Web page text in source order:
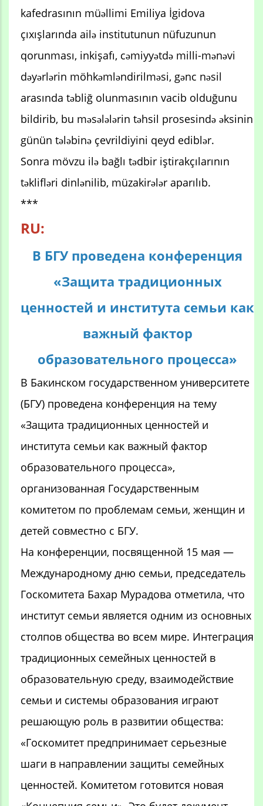
kafedrasının müəllimi Emiliya İgidova
çıxışlarında ailə institutunun nüfuzunun
qorunması, inkişafı, cəmiyyətdə milli-mənəvi
dəyərlərin möhkəmləndirilməsi, gənc nəsil
arasında təbliğ olunmasının vacib olduğunu
bildirib, bu məsələlərin təhsil prosesində əksinin
günün tələbinə çevrildiyini qeyd ediblər.
Sonra mövzu ilə bağlı tədbir iştirakçılarının
təklifləri dinlənilib, müzakirələr aparılıb.
***
RU:
В БГУ проведена конференция
«Защита традиционных
ценностей и института семьи как
важный фактор
образовательного процесса»
В Бакинском государственном университете
(БГУ) проведена конференция на тему
«Защита традиционных ценностей и
института семьи как важный фактор
образовательного процесса»,
организованная Государственным
комитетом по проблемам семьи, женщин и
детей совместно с БГУ.
На конференции, посвященной 15 мая —
Международному дню семьи, председатель
Госкомитета Бахар Мурадова отметила, что
институт семьи является одним из основных
столпов общества во всем мире. Интеграция
традиционных семейных ценностей в
образовательную среду, взаимодействие
семьи и системы образования играют
решающую роль в развитии общества:
«Госкомитет предпринимает серьезные
шаги в направлении защиты семейных
ценностей. Комитетом готовится новая